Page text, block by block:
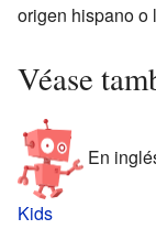
origen hispano o
Véase
En
Kids